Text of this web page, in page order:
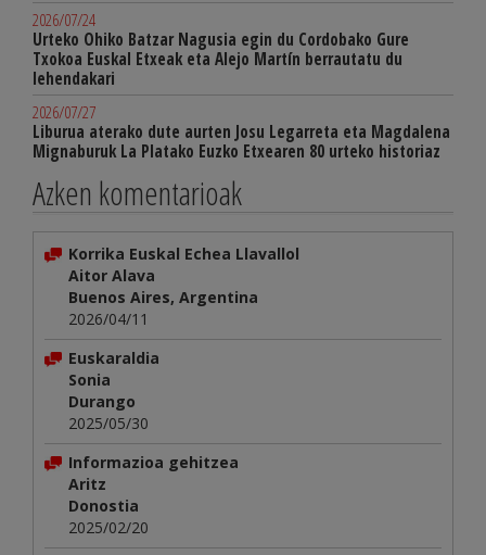
2026/07/24
Urteko Ohiko Batzar Nagusia egin du Cordobako Gure
Txokoa Euskal Etxeak eta Alejo Martín berrautatu du
lehendakari
2026/07/27
Liburua aterako dute aurten Josu Legarreta eta Magdalena
Mignaburuk La Platako Euzko Etxearen 80 urteko historiaz
Azken komentarioak
Korrika Euskal Echea Llavallol
Aitor Alava
Buenos Aires, Argentina
2026/04/11
Euskaraldia
Sonia
Durango
2025/05/30
Informazioa gehitzea
Aritz
Donostia
2025/02/20